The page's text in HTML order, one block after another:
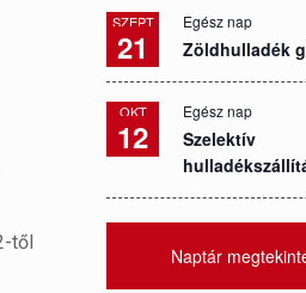
től
SZEPT
21
Egész nap
Zöldhulladék
OKT
12
Egész nap
Szelektív
Naptár